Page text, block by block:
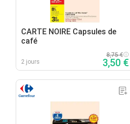
CARTE NOIRE Capsules de
café
2 jours
8,75 €
3,50 €